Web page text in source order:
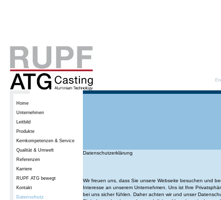
Home
Unternehmen
Leitbild
Produkte
Kernkompetenzen & Service
Qualität & Umwelt
Referenzen
Karriere
RUPF ATG bewegt
Kontakt
Datenschutz
Datenschutzerklärung
Wir freuen uns, dass Sie unsere Webseite besuchen und
Interesse an unserem Unternehmen. Uns ist Ihre
bei uns sicher fühlen. Daher achten wir und unser